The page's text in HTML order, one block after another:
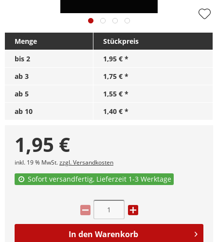
Menge
Stückpreis
bis 2
1,95 € *
ab 3
1,75 € *
ab 5
1,55 € *
ab 10 1,40 € *
1,95 €
inkl. 19 % MwSt.zzgl. Versandkosten
Sofort versandfertig, Lieferzeit 1-3 Werktage
In den Warenkorb